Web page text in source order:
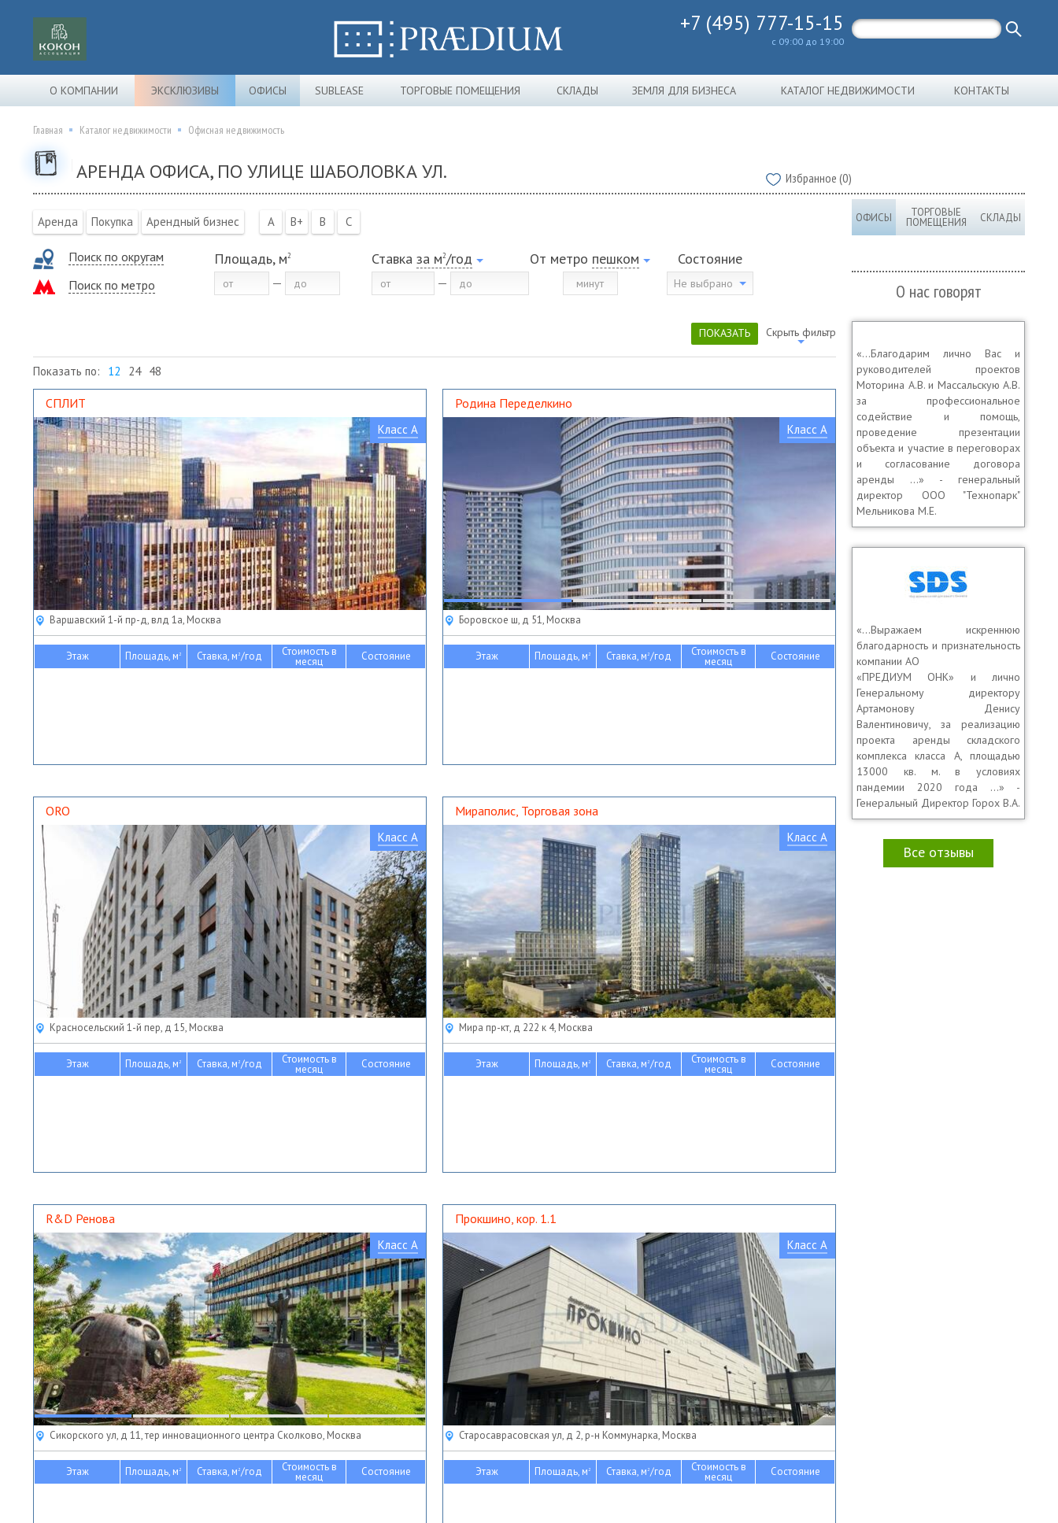
+7 (495) 777-15-15
с 09:00 до 19:00
О КОМПАНИИ ЭКСКЛЮЗИВЫ ОФИСЫ SUBLEASE ТОРГОВЫЕ ПОМЕЩЕНИЯ СКЛАДЫ ЗЕМЛЯ ДЛЯ БИЗНЕСА КАТАЛОГ НЕДВИЖИМОСТИ КОНТАКТЫ
Главная Каталог недвижимости Офисная недвижимость
АРЕНДА ОФИСА, ПО УЛИЦЕ ШАБОЛОВКА УЛ. Избранное (0)
Аренда Покупка Арендный бизнес A B+ B C
Поиск по округам
Поиск по метро
Площадь, м2 Ставка за м2/год От метро пешком Состояние
Не выбрано
ПОКАЗАТЬ Скрыть фильтр
Показать по: 12 24 48
СПЛИТ
Класс A
Варшавский 1-й пр-д, влд 1а, Москва
Этаж Площадь, м2 Ставка, м2/год Стоимость в
месяц Состояние
Родина Переделкино
Класс A
Боровское ш, д 51, Москва
Этаж Площадь, м2 Ставка, м2/год Стоимость в
месяц Состояние
ORO
Класс A
Красносельский 1-й пер, д 15, Москва
Этаж Площадь, м2 Ставка, м2/год Стоимость в
месяц Состояние
Мираполис, Торговая зона
Класс A
Мира пр-кт, д 222 к 4, Москва
Этаж Площадь, м2 Ставка, м2/год Стоимость в
месяц Состояние
R&D Ренова
Класс A
Сикорского ул, д 11, тер инновационного центра Сколково, Москва
Этаж Площадь, м2 Ставка, м2/год Стоимость в
месяц Состояние
Прокшино, кор. 1.1
Класс A
Старосаврасовская ул, д 2, р-н Коммунарка, Москва
Этаж Площадь, м2 Ставка, м2/год Стоимость в
месяц Состояние
ОФИСЫ ТОРГОВЫЕ
ПОМЕЩЕНИЯ СКЛАДЫ
О нас говорят
«…Благодарим лично Вас и
руководителей проектов
Моторина А.В. и Массальскую А.В.
за профессиональное
содействие и помощь,
проведение презентации
объекта и участие в переговорах
и согласование договора
аренды …» - генеральный
директор OOO "Технопарк"
Мельникова М.Е.
«…Выражаем искреннюю
благодарность и признательность
компании АО
«ПРЕДИУМ ОНК» и лично
Генеральному директору
Артамонову Денису
Валентиновичу, за реализацию
проекта аренды складского
комплекса класса А, площадью
13000 кв. м. в условиях
пандемии 2020 года …» -
Генеральный Директор Горох В.А.
Все отзывы